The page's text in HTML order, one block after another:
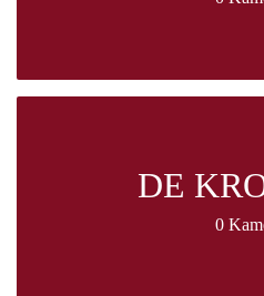
DE
0